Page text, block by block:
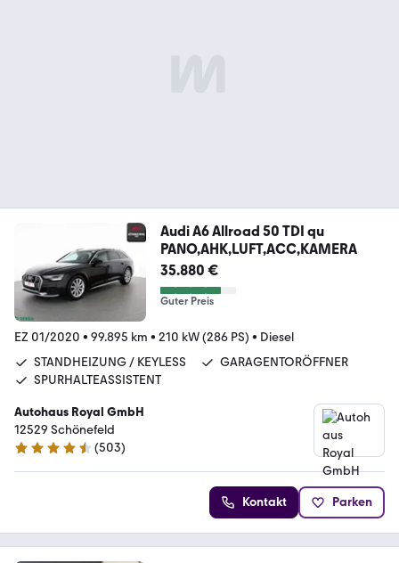
Audi A6 Allroad 50 TDI qu
PANO,AHK,LUFT,ACC,KAMERA
35.880 €
Guter Preis
EZ 01/2020 • 99.895 km • 210 kW (286 PS) • Diesel
STANDHEIZUNG / KEYLESS
GARAGENTORÖFFNER
SPURHALTEASSISTENT
Autohaus Royal GmbH
12529 Schönefeld
4.7 Sterne
(503)
Kontakt Parken